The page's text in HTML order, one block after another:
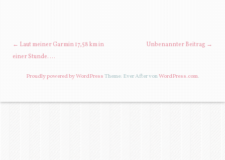
BEITRAGSNAVIGATION
← Laut meiner Garmin 17,58 km in
einer Stunde. …
Unbenannter Beitrag →
Proudly powered by WordPressTheme: Ever After vonWordPress.com.